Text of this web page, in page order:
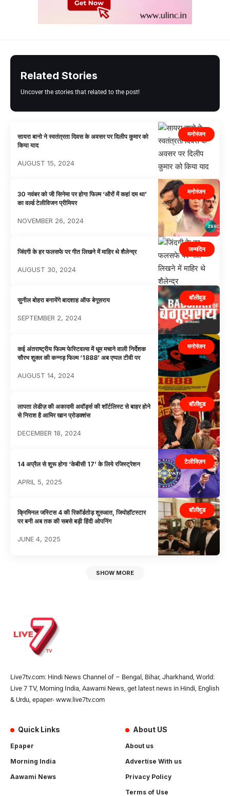
Related Stories
Uncover the stories that related to the post!
मनोरंजन
सायरा बानो ने स्वतंत्रता दिवस के अवसर पर दिलीप कुमार को
किया याद
AUGUST 15, 2024
मनोरंजन
30 नवंबर को जी सिनेमा पर होगा फिल्म ‘औरों में कहां दम था’
का वर्ल्ड टेलीविजन प्रीमियर
NOVEMBER 26, 2024
जन्मदिन
जिंदगी के हर फलसफे पर गीत लिखने में माहिर थे शैलेन्द्र
AUGUST 30, 2024
बॉलीवुड
सुनील बोहरा बनायेंगे बादशाह ऑफ बेगूसराय
SEPTEMBER 2, 2024
मनोरंजन
कई अंतराष्ट्रीय फिल्म फेस्टिवल्स में धूम मचाने वाली निर्देशक
सौरभ शुक्ल की कन्नड़ फिल्म ‘1888’ अब एप्पल टीवी पर
AUGUST 14, 2024
बॉलीवुड
लापता लेडीज़ की अकादमी अवॉर्ड्स की शॉर्टलिस्ट से बाहर होने
से निराश है आमिर खान प्रोडक्शंस
DECEMBER 18, 2024
टेलीविज़न
14 अप्रैल से शुरू होगा ‘केबीसी 17’ के लिये रजिस्ट्रेशन
APRIL 5, 2025
बॉलीवुड
क्रिमिनल जस्टिस 4 की रिकॉर्डतोड़ शुरुआत, जियोहॉटस्टार
पर बनी अब तक की सबसे बड़ी हिंदी ओपनिंग
JUNE 4, 2025
SHOW MORE
Live7tv.com: Hindi News Channel of – Bengal, Bihar, Jharkhand, World:
Live 7 TV, Morning India, Aawami News, get latest news in Hindi, English
& Urdu, epaper- www.live7tv.com
Quick Links
Epaper
Morning India
Aawami News
About US
About us
Advertise With us
Privacy Policy
Terms of Use